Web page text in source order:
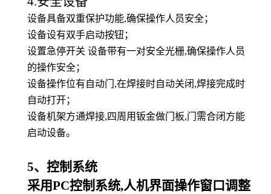
设备具备双重保护功能,确保操作人员安全；
设备设有双手启动按钮；
设置急停开关 设备带有一对安全光栅,确保操作人员
的操作安全；
设备操作位有自动门,在焊接时自动关闭,焊接完成时
自动打开；
设备机架方通焊接,四周用钣金做门板,门需合闭方能
启动设备。
5、控制系统
采用PC控制系统,人机界面操作窗口调整